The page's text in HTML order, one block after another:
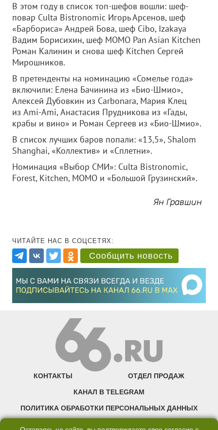
В этом году в список топ-шефов вошли: шеф-
повар Culta Bistronomic Игорь Арсенов, шеф
«Барбориса» Андрей Бова, шеф Cibo, Izakaya
Вадим Борисихин, шеф MOMO Pan Asian Kitchen
Роман Калинин и снова шеф Kitchen Сергей
Мирошников.
В претенденты на номинацию «Сомелье года»
включили: Елена Бачинина из «Био-Шмио»,
Алексей Дубовкин из Carbonara, Мария Клец
из Ami-Ami, Анастасия Прудникова из «Гады,
крабы и вино» и Роман Сергеев из «Био-Шмио».
В список лучших баров попали: «13,5», Shalom
Shanghai, «Коллектив» и «Сплетни».
Номинация «Выбор СМИ»: Culta Bistronomic,
Forest, Kitchen, MOMO и «Большой Грузинский».
Ян Гравшин
ЧИТАЙТЕ НАС В СОЦСЕТЯХ:
Сообщить новость
КОНТАКТЫ ОТДЕЛ ПРОДАЖ
КАНАЛ В TELEGRAM
ПОЛИТИКА ОБРАБОТКИ ПЕРСОНАЛЬНЫХ ДАННЫХ